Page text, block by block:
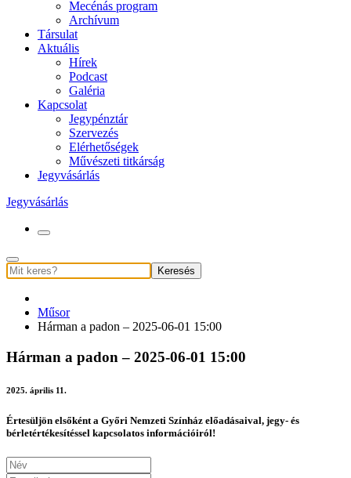
Mecénás program
Archívum
Társulat
Aktuális
Hírek
Podcast
Galéria
Kapcsolat
Jegypénztár
Szervezés
Elérhetőségek
Művészeti titkárság
Jegyvásárlás
Jegyvásárlás
Keresés
Műsor
Hárman a padon – 2025-06-01 15:00
Hárman a padon – 2025-06-01 15:00
2025. április 11.
Értesüljön elsőként a Győri Nemzeti Színház előadásaival, jegy- és
bérletértékesítéssel kapcsolatos információiról!